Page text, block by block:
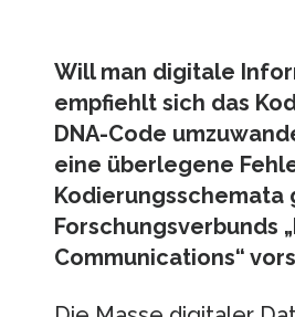
Will man digitale
empfiehlt sich das
DNA-Code
eine überlegene
Kodierungsschemata
Forschungsverbunds
Communications“